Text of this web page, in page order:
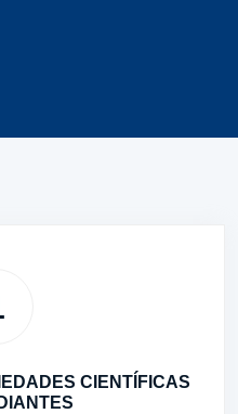
CIENTÍFICAS